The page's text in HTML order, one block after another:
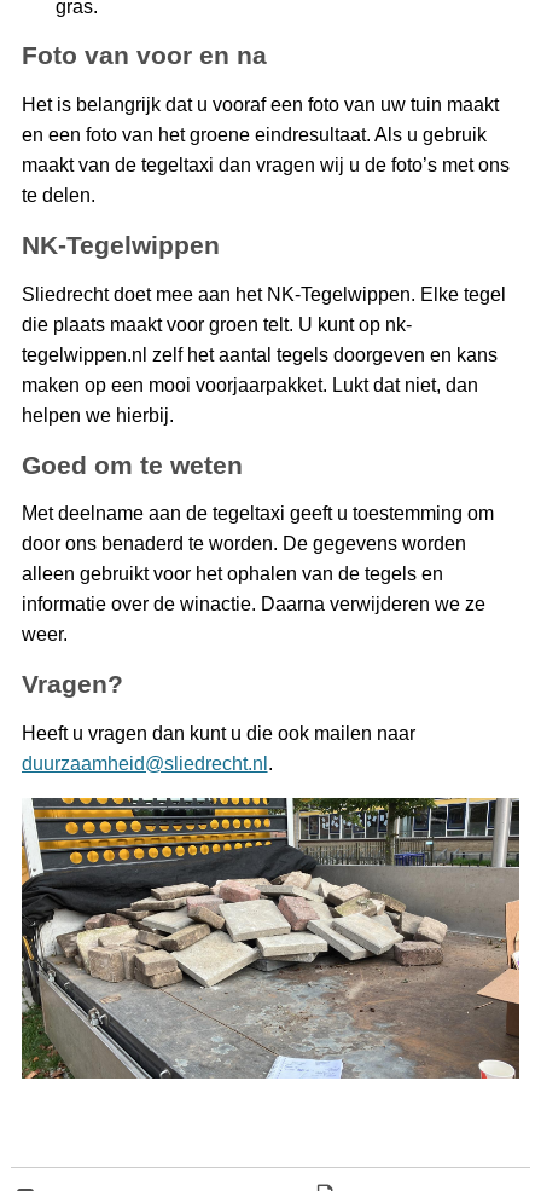
gras.
Foto van voor en na
Het is belangrijk dat u vooraf een foto van uw tuin maakt
en een foto van het groene eindresultaat. Als u gebruik
maakt van de tegeltaxi dan vragen wij u de foto’s met ons
te delen.
NK-Tegelwippen
Sliedrecht doet mee aan het NK-Tegelwippen. Elke tegel
die plaats maakt voor groen telt. U kunt op nk-
tegelwippen.nl zelf het aantal tegels doorgeven en kans
maken op een mooi voorjaarpakket. Lukt dat niet, dan
helpen we hierbij.
Goed om te weten
Met deelname aan de tegeltaxi geeft u toestemming om
door ons benaderd te worden. De gegevens worden
alleen gebruikt voor het ophalen van de tegels en
informatie over de winactie. Daarna verwijderen we ze
weer.
Vragen?
Heeft u vragen dan kunt u die ook mailen naar
duurzaamheid@sliedrecht.nl .